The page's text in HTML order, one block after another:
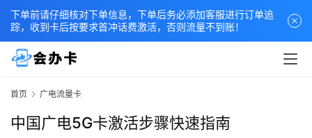
首页 广电流量卡
中国广电5G卡激活步骤快速指南
下单前请仔细核对下单信息，下单后务必添加客服进行订单追
踪，收到卡后按要求首冲话费激活，否则流量不到账！